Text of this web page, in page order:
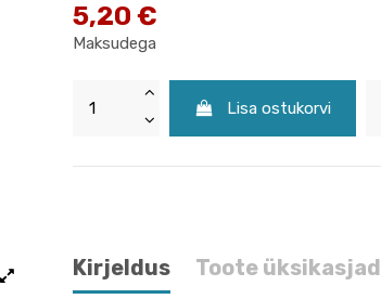
5,20 €
Maksudega
Lisa ostukorvi
Kirjeldus Toote üksikasjad